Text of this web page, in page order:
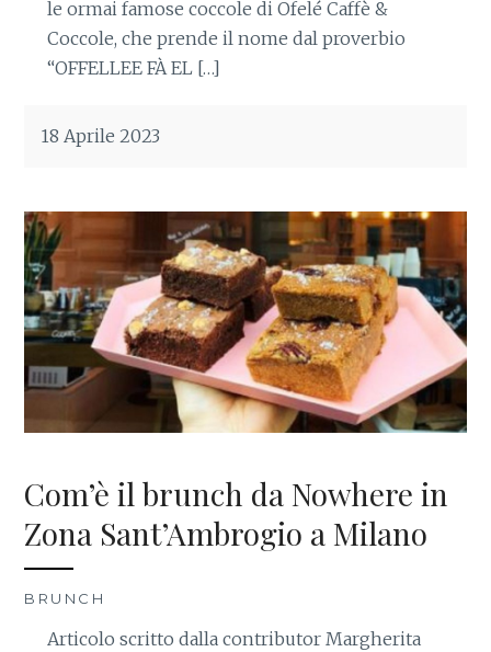
le ormai famose coccole di Ofelé Caffè &
Coccole, che prende il nome dal proverbio
“OFFELLEE FÀ EL […]
18 Aprile 2023
Com’è il brunch da Nowhere in
Zona Sant’Ambrogio a Milano
BRUNCH
Articolo scritto dalla contributor Margherita